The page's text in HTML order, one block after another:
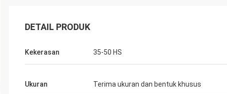
DETAIL PRODUK
Kekerasan 35-50 HS
Ukuran Terima ukuran dan bentuk khusus